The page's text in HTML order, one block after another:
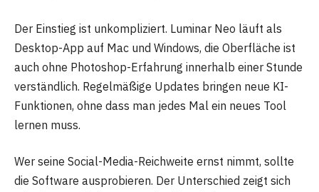
Der Einstieg ist unkompliziert. Luminar Neo läuft als
Desktop-App auf Mac und Windows, die Oberfläche ist
auch ohne Photoshop-Erfahrung innerhalb einer Stunde
verständlich. Regelmäßige Updates bringen neue KI-
Funktionen, ohne dass man jedes Mal ein neues Tool
lernen muss.
Wer seine Social-Media-Reichweite ernst nimmt, sollte
die Software ausprobieren. Der Unterschied zeigt sich